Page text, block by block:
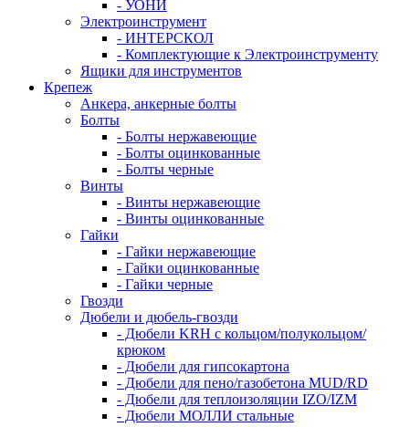
- УОНИ
Электроинструмент
- ИНТЕРСКОЛ
- Комплектующие к Электроинструменту
Ящики для инструментов
Крепеж
Анкера, анкерные болты
Болты
- Болты нержавеющие
- Болты оцинкованные
- Болты черные
Винты
- Винты нержавеющие
- Винты оцинкованные
Гайки
- Гайки нержавеющие
- Гайки оцинкованные
- Гайки черные
Гвозди
Дюбели и дюбель-гвозди
- Дюбели KRH с кольцом/полукольцом/
крюком
- Дюбели для гипсокартона
- Дюбели для пено/газобетона MUD/RD
- Дюбели для теплоизоляции IZO/IZM
- Дюбели МОЛЛИ стальные